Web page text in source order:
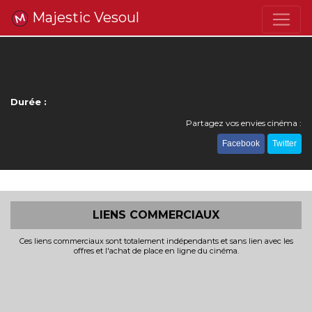
Majestic Vesoul
Durée :
Partagez vos envies cinéma :
Facebook Twitter
LIENS COMMERCIAUX
Ces liens commerciaux sont totalement indépendants et sans lien avec les
offres et l'achat de place en ligne du cinéma.